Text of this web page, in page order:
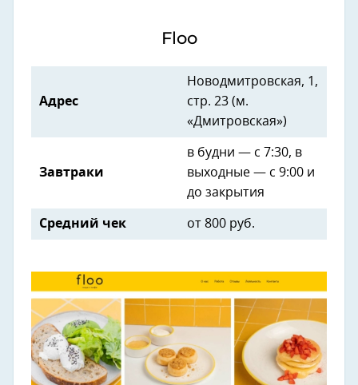
Floo
Адрес
Новодмитровская, 1,
стр. 23 (м.
«Дмитровская»)
Завтраки
в будни — с 7:30, в
выходные — с 9:00 и
до закрытия
Средний чек от 800 руб.